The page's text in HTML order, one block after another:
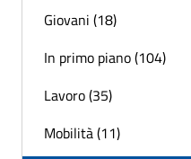
Giovani (18)
In primo piano (104)
Lavoro (35)
Mobilità (11)